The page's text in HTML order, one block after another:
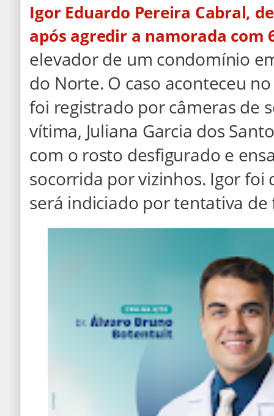
Igor Eduardo Pereira Cabral,
após agredir a namorada com
elevador de um condomínio
do Norte. O caso aconteceu
foi registrado por câmeras de
vítima, Juliana Garcia dos
com o rosto desfigurado e
socorrida por vizinhos. Igor foi
será indiciado por tentativa